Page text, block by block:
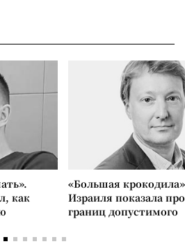
как
«Большая
Израиля показала
границ допустимого